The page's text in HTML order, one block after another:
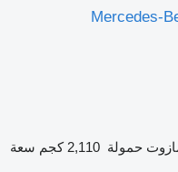
Mercedes-
حمولة 2,110 كجم
سعة